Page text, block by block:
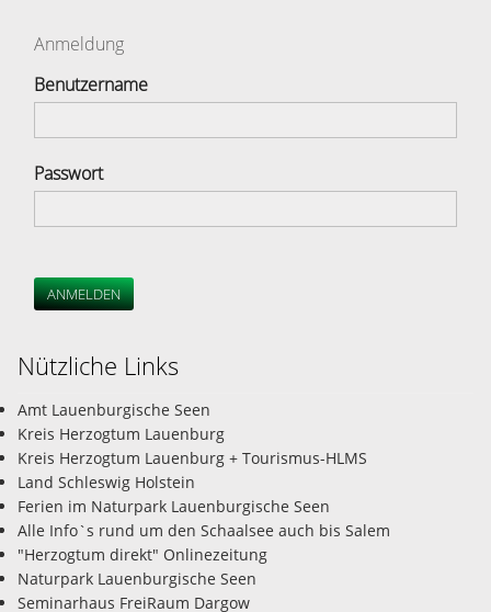
Anmeldung
Benutzername
Passwort
ANMELDEN
Nützliche Links
Amt Lauenburgische Seen
Kreis Herzogtum Lauenburg
Kreis Herzogtum Lauenburg + Tourismus-HLMS
Land Schleswig Holstein
Ferien im Naturpark Lauenburgische Seen
Alle Info`s rund um den Schaalsee auch bis Salem
"Herzogtum direkt" Onlinezeitung
Naturpark Lauenburgische Seen
Seminarhaus FreiRaum Dargow